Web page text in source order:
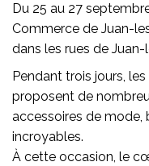
Du 25 au 27
Commerce de Juan-
dans les rues de Juan-
Pendant trois jours,
proposent de
accessoires de mode,
incroyables.
À cette occasion, le